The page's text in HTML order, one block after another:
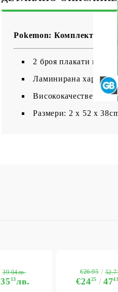
Pokemon: Комплект
2 броя плакати на
Ламинирана хартия, с
Висококачествен
Размери: 2 x 52 x
3513лв.
39.04лв.
€2425 4743
€26.95